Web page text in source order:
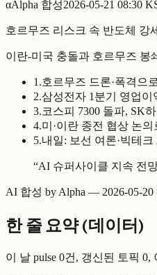
αAlpha 합성2026-05-21 08:30
호르무즈 리스크 속 반도체 강
이란-미국 충돌과 호르무즈 봉
1 .호르무즈 드론·폭격으
2.삼성전자 1분기 영업이
3.코스피 7300 돌파, SK
4.미·이란 종전 협상 논
5.내일: 보선 여론·빅테
“AI 슈퍼사이클 지속 전
AI 합성 by Alpha — 2026-05-
한 줄 요약 (데이터)
이 날 pulse 0건, 갱신된 토픽 0,